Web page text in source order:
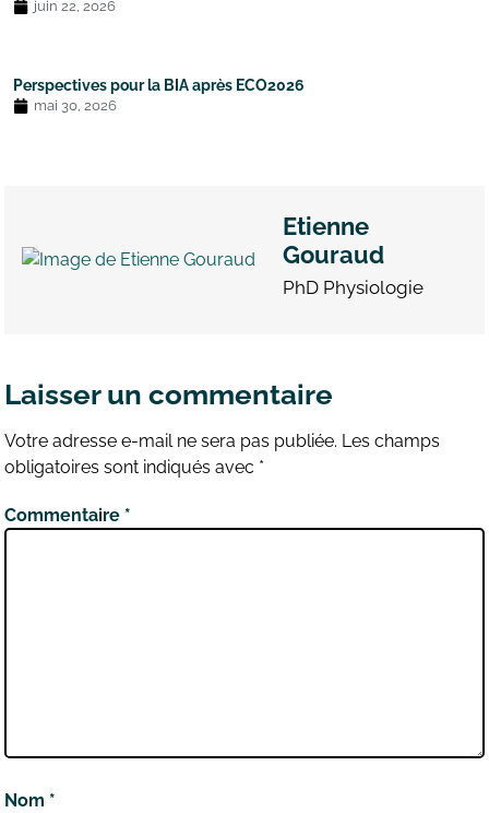
juin 22, 2026
Perspectives pour la BIA après ECO2026
mai 30, 2026
Etienne
Gouraud
PhD Physiologie
Laisser un commentaire
Votre adresse e-mail ne sera pas publiée. Les champs
obligatoires sont indiqués avec *
Commentaire *
Nom *